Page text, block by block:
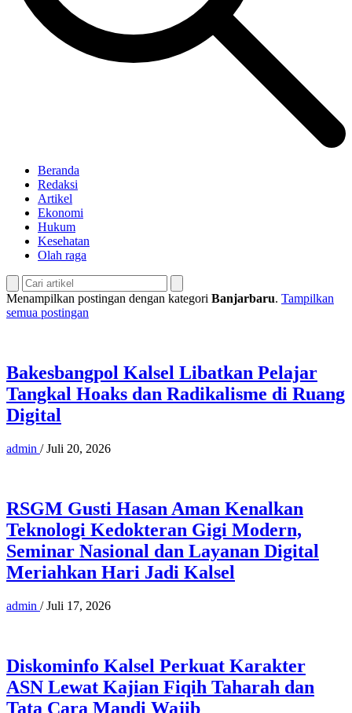
Beranda
Redaksi
Artikel
Ekonomi
Hukum
Kesehatan
Olah raga
Menampilkan postingan dengan kategori Banjarbaru. Tampilkan
semua postingan
Bakesbangpol Kalsel Libatkan Pelajar
Tangkal Hoaks dan Radikalisme di Ruang
Digital
admin / Juli 20, 2026
RSGM Gusti Hasan Aman Kenalkan
Teknologi Kedokteran Gigi Modern,
Seminar Nasional dan Layanan Digital
Meriahkan Hari Jadi Kalsel
admin / Juli 17, 2026
Diskominfo Kalsel Perkuat Karakter
ASN Lewat Kajian Fiqih Taharah dan
Tata Cara Mandi Wajib